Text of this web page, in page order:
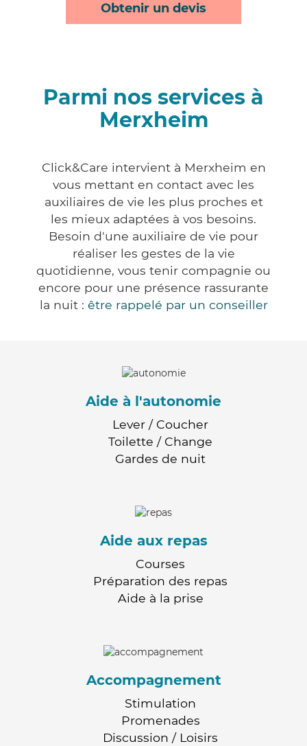
Obtenir un devis
Parmi nos services à
Merxheim
Click&Care intervient à Merxheim en
vous mettant en contact avec les
auxiliaires de vie les plus proches et
les mieux adaptées à vos besoins.
Besoin d'une auxiliaire de vie pour
réaliser les gestes de la vie
quotidienne, vous tenir compagnie ou
encore pour une présence rassurante
la nuit : être rappelé par un conseiller
Aide à l'autonomie
Lever / Coucher
Toilette / Change
Gardes de nuit
Aide aux repas
Courses
Préparation des repas
Aide à la prise
Accompagnement
Stimulation
Promenades
Discussion / Loisirs